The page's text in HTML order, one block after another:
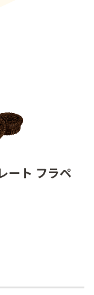
ート フラペ